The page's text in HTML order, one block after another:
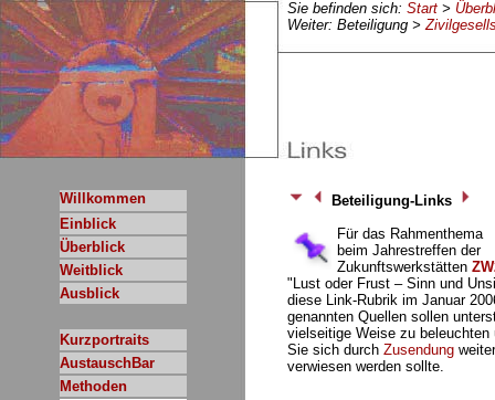
Sie befinden sich: Start >
Weiter: Beteiligung >
Willkommen
Einblick
Überblick
Weitblick
Ausblick
Kurzportraits
AustauschBar
Methoden
Beteiligung-Links
Für das Rahmenthema
beim Jahrestreffen der
Zukunftswerkstätten
"Lust oder Frust – Sinn und
diese Link-Rubrik im Januar
genannten Quellen sollen
vielseitige Weise zu
Sie sich durch Zusendung
verwiesen werden sollte.